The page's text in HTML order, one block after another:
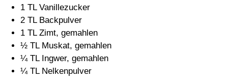
1 TL Vanillezucker
2 TL Backpulver
1 TL Zimt, gemahlen
½ TL Muskat, gemahlen
¼ TL Ingwer, gemahlen
¼ TL Nelkenpulver